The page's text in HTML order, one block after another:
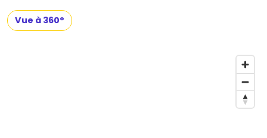
Vue à 360°